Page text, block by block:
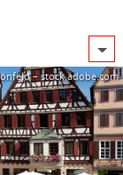
– stock.adobe.com